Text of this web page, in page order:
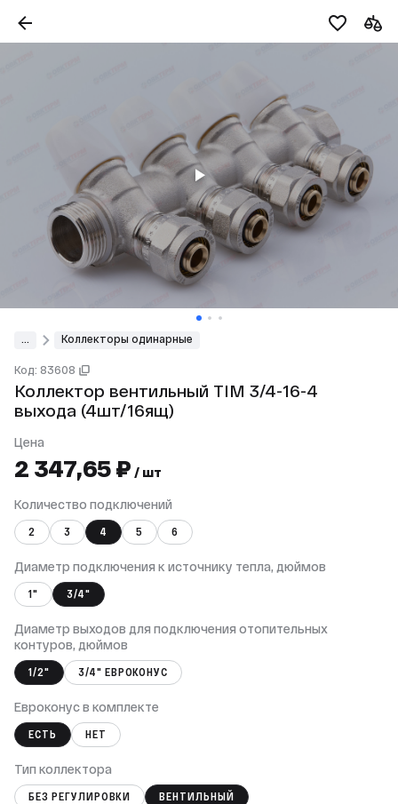
Коллекторы одинарные
Код: 83608
Коллектор вентильный TIM 3/4-16-4
выхода (4шт/16ящ)
Цена
2 347,65 ₽ / шт
Количество подключений
2 3 4 5 6
Диаметр подключения к источнику тепла, дюймов
1" 3/4"
Диаметр выходов для подключения отопительных
контуров, дюймов
1/2" 3/4" ЕВРОКОНУС
Евроконус в комплекте
ЕСТЬ НЕТ
Тип коллектора
БЕЗ РЕГУЛИРОВКИ ВЕНТИЛЬНЫЙ